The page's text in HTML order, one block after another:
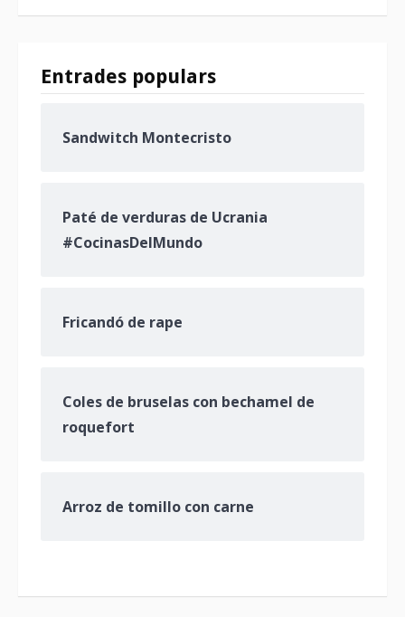
Entrades populars
Sandwitch Montecristo
Paté de verduras de Ucrania
#CocinasDelMundo
Fricandó de rape
Coles de bruselas con bechamel de
roquefort
Arroz de tomillo con carne